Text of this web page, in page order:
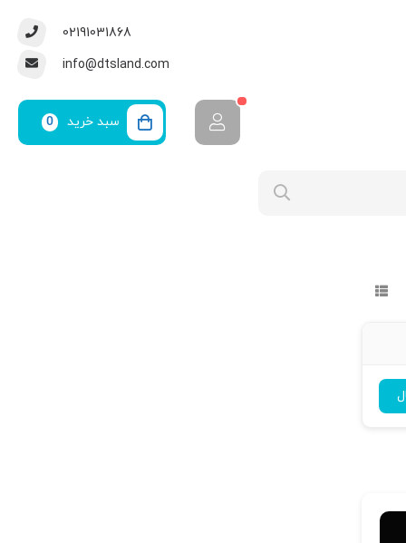
02191031868
info@dtsland.com
سبد خرید 0